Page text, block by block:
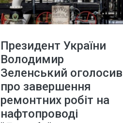
Президент України
Володимир
Зеленський оголосив
про завершення
ремонтних робіт на
нафтопроводі